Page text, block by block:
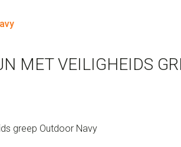
MET VEILIGHEIDS
greep Outdoor Navy